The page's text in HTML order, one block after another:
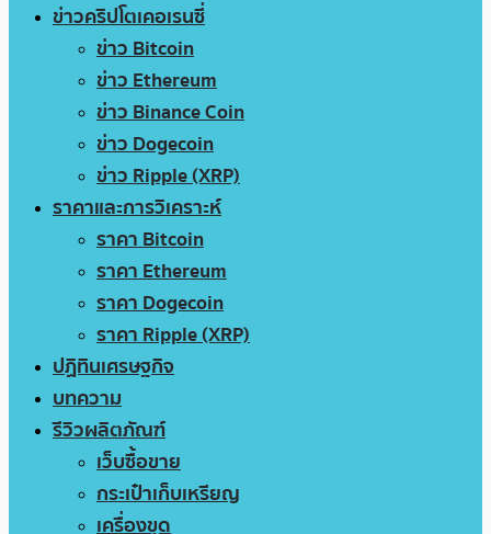
ข่าวคริปโตเคอเรนซี่
ข่าว Bitcoin
ข่าว Ethereum
ข่าว Binance Coin
ข่าว Dogecoin
ข่าว Ripple (XRP)
ราคาและการวิเคราะห์
ราคา Bitcoin
ราคา Ethereum
ราคา Dogecoin
ราคา Ripple (XRP)
ปฏิทินเศรษฐกิจ
บทความ
รีวิวผลิตภัณฑ์
เว็บซื้อขาย
กระเป๋าเก็บเหรียญ
เครื่องขุด